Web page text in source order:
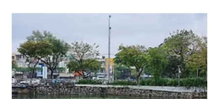
금자리를소개하려고 합니다.저를 따라오세요 ^(^ 아직, 해도 뜨지 않았는데 눈
을 떴습니다.이른 아침, 호텔에서 바라다본 새벽의 사파 모습입니다. 호텔 프런
트입니다.거창하지 않지만 친절하고 깔끔합니다. 호텔 전용 주방입니다. 웰컴
드링크로 물을 많이 주네요.원래 베트남은 물을 돈 받고 팔기로 유명한데어디
서든지 Tea는 무료지만 물은,..